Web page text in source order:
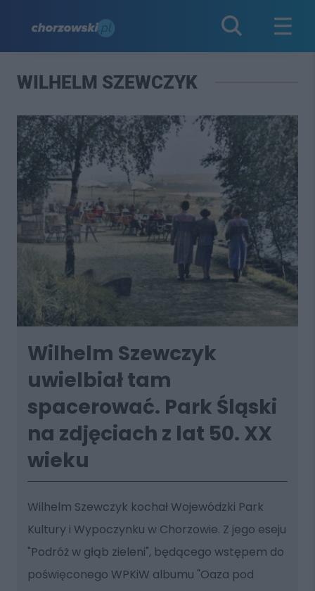
WILHELM SZEWCZYK
Wilhelm Szewczyk
uwielbiał tam
spacerować. Park Śląski
na zdjęciach z lat 50. XX
wieku
Wilhelm Szewczyk kochał Wojewódzki Park
Kultury i Wypoczynku w Chorzowie. Z jego eseju
"Podróż w głąb zieleni", będącego wstępem do
poświęconego WPKiW albumu "Oaza pod